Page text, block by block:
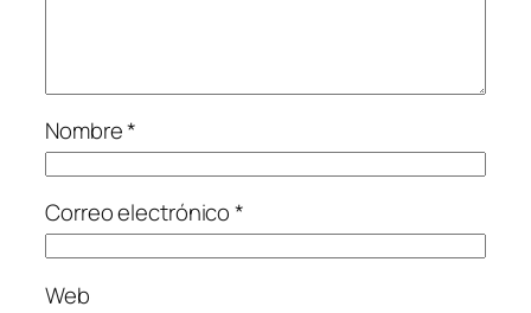
Nombre*
Correo electrónico*
Web